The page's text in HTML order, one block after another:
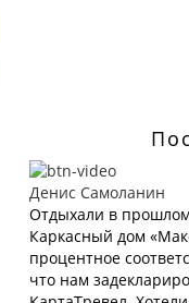
Денис Самоланин
Отдыхали в
Каркасный дом
процентное
что нам